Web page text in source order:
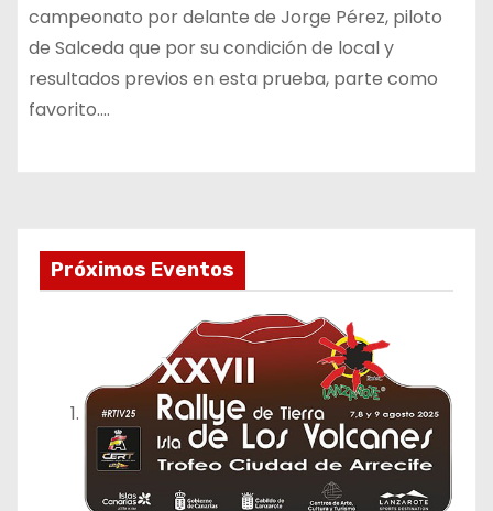
campeonato por delante de Jorge Pérez, piloto
de Salceda que por su condición de local y
resultados previos en esta prueba, parte como
favorito.…
Próximos Eventos